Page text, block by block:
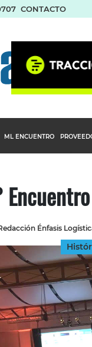
CONTACTO
inventarios
distribución
ML ENCUENTRO
Énfasis